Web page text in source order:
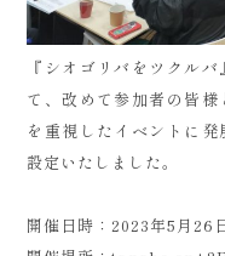
『シオゴリバをツクル
て、改めて参加者の皆
を重視したイベントに発
設定いたしました。
開催日時：2023年5月26